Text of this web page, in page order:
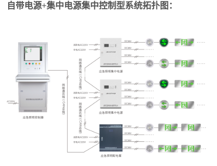
自带电源+集中电源集中控制型系统拓扑图：